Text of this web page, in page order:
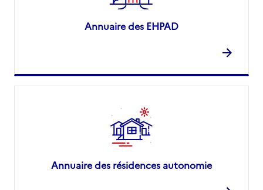
Annuaire des EHPAD
Annuaire des résidences autonomie